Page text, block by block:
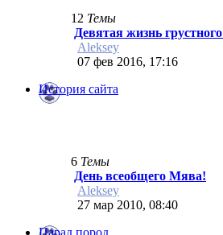
12 Темы
Девятая жизнь
Aleksey
07 фев 2016, 17:16
История сайта
6 Темы
День всеобщего Мява!
Aleksey
27 мар 2010, 08:40